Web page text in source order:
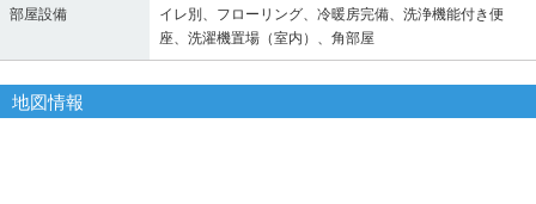
部屋設備
イレ別、フローリング、冷暖房完備、洗浄機能付き便
座、洗濯機置場（室内）、角部屋
地図情報